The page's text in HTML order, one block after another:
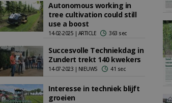
Autonomous working in
tree cultivation could still
use a boost
14-02-2025 | ARTICLE 363 sec
Succesvolle Techniekdag in
Zundert trekt 140 kwekers
14-07-2023 | NIEUWS 41 sec
Interesse in techniek blijft
groeien